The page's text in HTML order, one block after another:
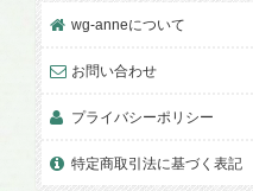
wg-anneについて
お問い合わせ
プライバシーポリシー
特定商取引法に基づく表記